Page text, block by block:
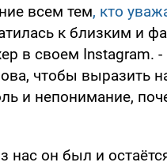
всем тем, кто
к близким и
в своем Instagram.
чтобы выразить
и непонимание,
нас он был и